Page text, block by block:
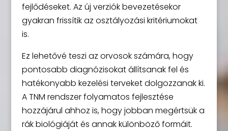
fejlődéseket. Az új verziók bevezetésekor
gyakran frissítik az osztályozási kritériumokat
is.
Ez lehetővé teszi az orvosok számára, hogy
pontosabb diagnózisokat állítsanak fel és
hatékonyabb kezelési terveket dolgozzanak ki.
A TNM rendszer folyamatos fejlesztése
hozzájárul ahhoz is, hogy jobban megértsük a
rák biológiáját és annak különböző formáit.